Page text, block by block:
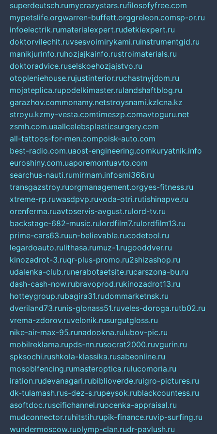
superdeutsch.rumycrazystars.rufilosofyfree.com
mypetslife.orgwarren-buffett.orggreleon.comsp-or.ru
infoelectrik.rumaterialexpert.rudetkiexpert.ru
doktorvilechit.ruvsesvoimirykami.ruinstrumentgid.ru
manikjurinfo.ruhozjajkainfo.rustroimaterials.ru
doktoradvice.ruselskoehozjajstvo.ru
otopleniehouse.rujustinterior.ruchastnyjdom.ru
mojateplica.rupodelkimaster.rulandshaftblog.ru
garazhov.commonamy.netstroysnami.kzlcna.kz
stroyu.kzmy-vesta.comtimeszp.comavtoguru.net
zsmh.com.uaallcelebsplasticsurgery.com
all-tattoos-for-men.compoisk-auto.com
best-radio.com.uaost-engineering.comkuryatnik.info
euroshiny.com.uaporemontuavto.com
searchus-nauti.rumirmam.infosmi366.ru
transgazstroy.ruorgmanagement.orgyes-fitness.ru
xtreme-rp.ruwasdpvp.ruvoda-otri.rutishinapve.ru
orenferma.ruavtoservis-avgust.rulord-tv.ru
backstage-682-music.rulordfilm7.rulordfilm13.ru
prime-cars63.ruun-believable.rucodetool.ru
legardoauto.rulithasa.rumuz-1.rugooddver.ru
kinozadrot-3.ruqr-plus-promo.ru2shizashop.ru
udalenka-club.runerabotaetsite.rucarszona-bu.ru
dash-cash-now.rubravoprod.rukinozadrot13.ru
hotteygroup.rubagira31.rudommarketnsk.ru
dveriland73.runis-glonass51.ruveles-doroga.rutb02.ru
vrema-zdorov.ruvelonik.rusurgutgloss.ru
nike-air-max-95.runadookna.rulubov-pic.ru
mobilreklama.rupds-nn.rusocrat2000.ruvgurin.ru
spksochi.rushkola-klassika.rusabeonline.ru
mosoblfencing.rumasteroptica.rulucomoria.ru
iration.rudevanagari.rubiblioverde.ruigro-pictures.ru
dk-tulamash.rus-dez-s.rupeysok.rublackcountess.ru
asoftdoc.ruscifichannel.ruocenka-appraisal.ru
mudconnector.ruhitstih.rupik-finance.ruvip-surfing.ru
wundermoscow.ruolymp-clan.rudr-pavlush.ru